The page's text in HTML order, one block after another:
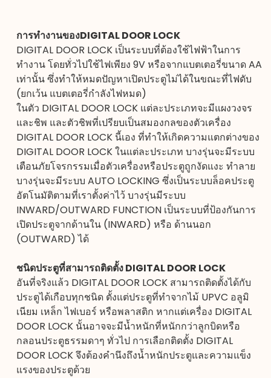
การทำงานของDIGITAL DOOR LOCK
DIGITAL DOOR LOCK เป็นระบบที่ต้องใช้ไฟฟ้าในการ
ทำงาน โดยทั่วไปใช้ไฟเพียง 9V หรือจากแบตเตอรี่ขนาด AA
เท่านั้น ซึ่งทำให้หมดปัญหาเปิดประตูไม่ได้ในขณะที่ไฟดับ
(ยกเว้น แบตเตอรี่กำลังไฟหมด)
ในตัว DIGITAL DOOR LOCK แต่ละประเภทจะมีแผงวงจร
และชิพ และตัวชิพที่เปรียบเป็นสมองกลของตัวเครื่อง
DIGITAL DOOR LOCK นี้เอง ที่ทำให้เกิดความแตกต่างของ
DIGITAL DOOR LOCK ในแต่ละประเภท บางรุ่นจะมีระบบ
เตือนภัยโจรกรรมเมื่อตัวเครื่องหรือประตูถูกงัดแงะ ทำลาย
บางรุ่นจะมีระบบ AUTO LOCKING ซึ่งเป็นระบบล็อคประตู
อัตโนมัติตามที่เราตั้งค่าไว้ บางรุ่นมีระบบ
INWARD/OUTWARD FUNCTION เป็นระบบที่ป้องกันการ
เปิดประตูจากด้านใน (INWARD) หรือ ด้านนอก
(OUTWARD) ได้
ชนิดประตูที่สามารถติดตั้ง DIGITAL DOOR LOCK
อันที่จริงแล้ว DIGITAL DOOR LOCK สามารถติดตั้งได้กับ
ประตูได้เกือบทุกชนิด ตั้งแต่ประตูที่ทำจากไม้ UPVC อลูมิ
เนียม เหล็ก ไฟเบอร์ หรือพลาสติก หากแต่เครื่อง DIGITAL
DOOR LOCK นั้นอาจจะมีน้ำหนักที่หนักกว่าลูกบิดหรือ
กลอนประตูธรรมดาๆ ทั่วไป การเลือกติดตั้ง DIGITAL
DOOR LOCK จึงต้องคำนึงถึงน้ำหนักประตูและความแข็ง
แรงของประตูด้วย